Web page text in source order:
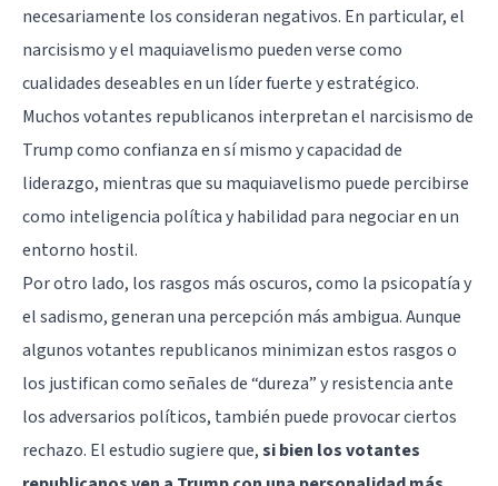
necesariamente los consideran negativos. En particular, el
narcisismo y el maquiavelismo pueden verse como
cualidades deseables en un líder fuerte y estratégico.
Muchos votantes republicanos interpretan el narcisismo de
Trump como confianza en sí mismo y capacidad de
liderazgo, mientras que su maquiavelismo puede percibirse
como inteligencia política y habilidad para negociar en un
entorno hostil.
Por otro lado, los rasgos más oscuros, como la psicopatía y
el sadismo, generan una percepción más ambigua. Aunque
algunos votantes republicanos minimizan estos rasgos o
los justifican como señales de “dureza” y resistencia ante
los adversarios políticos, también puede provocar ciertos
rechazo. El estudio sugiere que,si bien los votantes